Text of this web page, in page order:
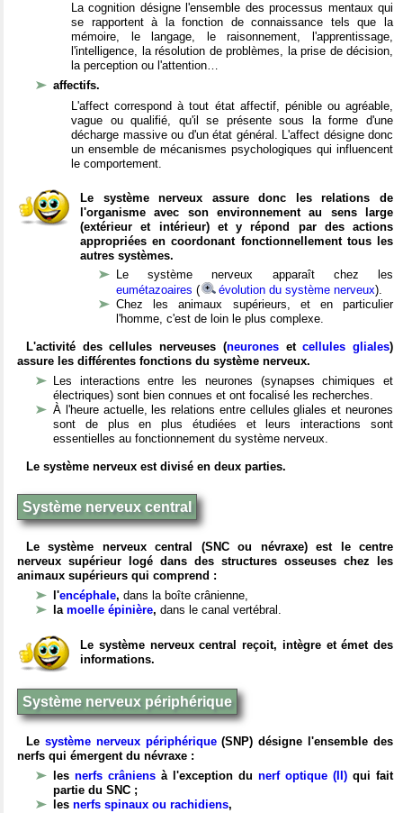
La cognition désigne l'ensemble des processus mentaux qui
se rapportent à la fonction de connaissance tels que la
mémoire, le langage, le raisonnement, l'apprentissage,
l'intelligence, la résolution de problèmes, la prise de décision,
la perception ou l'attention…
affectifs.
L'affect correspond à tout état affectif, pénible ou agréable,
vague ou qualifié, qu'il se présente sous la forme d'une
décharge massive ou d'un état général. L'affect désigne donc
un ensemble de mécanismes psychologiques qui influencent
le comportement.
Le système nerveux assure donc les relations de
l'organisme avec son environnement au sens large
(extérieur et intérieur) et y répond par des actions
appropriées en coordonant fonctionnellement tous les
autres systèmes.
Le système nerveux apparaît chez les
eumétazoaires ( évolution du système nerveux).
Chez les animaux supérieurs, et en particulier
l'homme, c'est de loin le plus complexe.
L'activité des cellules nerveuses (neuronesetcellules gliales)
assure les différentes fonctions du système nerveux.
Les interactions entre les neurones (synapses chimiques et
électriques) sont bien connues et ont focalisé les recherches.
À l'heure actuelle, les relations entre cellules gliales et neurones
sont de plus en plus étudiées et leurs interactions sont
essentielles au fonctionnement du système nerveux.
Le système nerveux est divisé en deux parties.
Système nerveux central
Le système nerveux central (SNC ou névraxe) est le centre
nerveux supérieur logé dans des structures osseuses chez les
animaux supérieurs qui comprend :
l'encéphale, dans la boîte crânienne,
la moelle épinière, dans le canal vertébral.
Le système nerveux central reçoit, intègre et émet des
informations.
Système nerveux périphérique
Le système nerveux périphérique(SNP) désigne l'ensemble des
nerfs qui émergent du névraxe :
les nerfs crâniens à l'exception du nerf optique (II) qui fait
partie du SNC ;
les nerfs spinaux ou rachidiens,